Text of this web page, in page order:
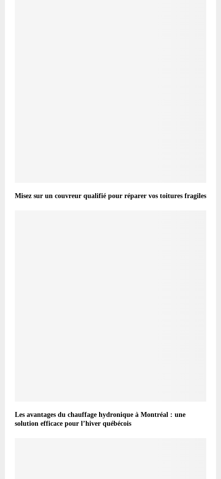
Misez sur un couvreur qualifié pour réparer vos toitures fragiles
Les avantages du chauffage hydronique à Montréal : une
solution efficace pour l’hiver québécois